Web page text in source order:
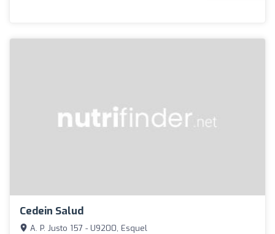
Cedein Salud
A. P. Justo 157 - U9200, Esquel